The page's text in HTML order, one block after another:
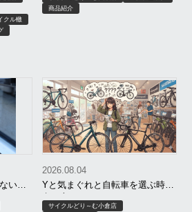
クル轍
商品紹介
いこ
Yと気まぐれと自転車を選ぶ時の
考え方
2026.08.04
サイクルどり～む小倉店